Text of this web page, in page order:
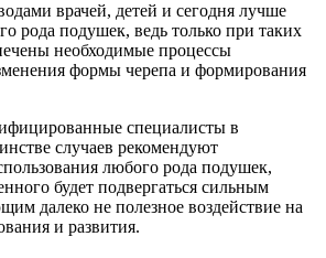
врачей, детей и сегодня лучше
рода подушек, ведь только при таких
необходимые процессы
формы черепа и формирования
специалисты в
случаев рекомендуют
любого рода подушек,
будет подвергаться сильным
далеко не полезное воздействие на
и развития.